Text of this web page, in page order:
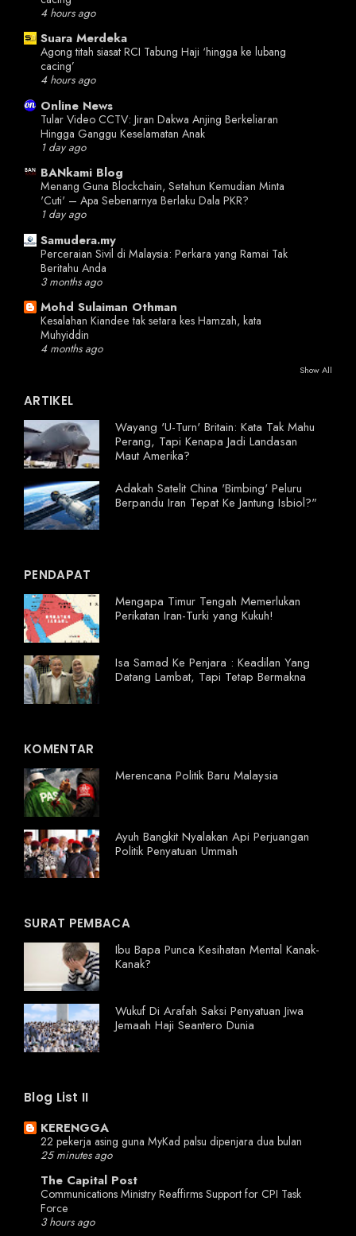
4 hours ago
Suara Merdeka
Agong titah siasat RCI Tabung Haji ‘hingga ke lubang
cacing’
4 hours ago
Online News
Tular Video CCTV: Jiran Dakwa Anjing Berkeliaran
Hingga Ganggu Keselamatan Anak
1 day ago
BANkami Blog
Menang Guna Blockchain, Setahun Kemudian Minta
'Cuti' – Apa Sebenarnya Berlaku Dala PKR?
1 day ago
Samudera.my
Perceraian Sivil di Malaysia: Perkara yang Ramai Tak
Beritahu Anda
3 months ago
Mohd Sulaiman Othman
Kesalahan Kiandee tak setara kes Hamzah, kata
Muhyiddin
4 months ago
Show All
ARTIKEL
Wayang 'U-Turn' Britain: Kata Tak Mahu
Perang, Tapi Kenapa Jadi Landasan
Maut Amerika?
Adakah Satelit China 'Bimbing' Peluru
Berpandu Iran Tepat Ke Jantung Isbiol?"
PENDAPAT
Mengapa Timur Tengah Memerlukan
Perikatan Iran-Turki yang Kukuh!
Isa Samad Ke Penjara : Keadilan Yang
Datang Lambat, Tapi Tetap Bermakna
KOMENTAR
Merencana Politik Baru Malaysia
Ayuh Bangkit Nyalakan Api Perjuangan
Politik Penyatuan Ummah
SURAT PEMBACA
Ibu Bapa Punca Kesihatan Mental Kanak-
Kanak?
Wukuf Di Arafah Saksi Penyatuan Jiwa
Jemaah Haji Seantero Dunia
Blog List II
KERENGGA
22 pekerja asing guna MyKad palsu dipenjara dua bulan
25 minutes ago
The Capital Post
Communications Ministry Reaffirms Support for CPI Task
Force
3 hours ago